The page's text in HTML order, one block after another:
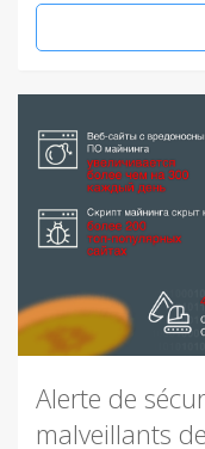
Alerte de
malveillants